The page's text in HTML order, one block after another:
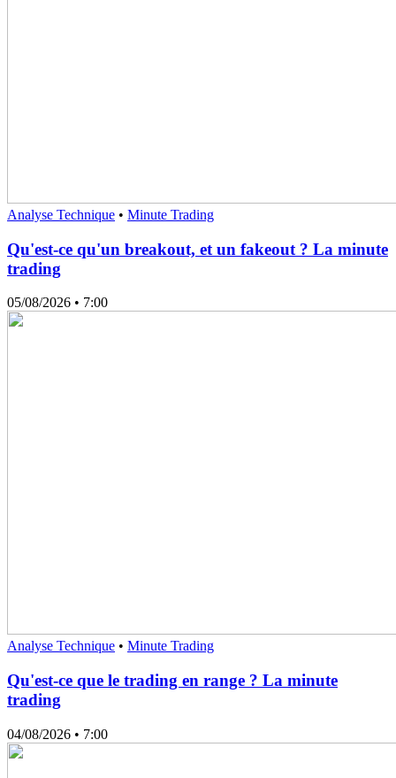
Analyse Technique • Minute Trading
Qu'est-ce qu'un breakout, et un fakeout ? La minute
trading
05/08/2026 • 7:00
Analyse Technique • Minute Trading
Qu'est-ce que le trading en range ? La minute
trading
04/08/2026 • 7:00